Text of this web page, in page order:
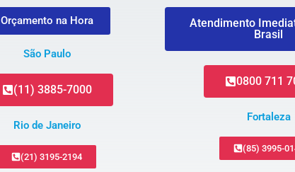
Orçamento na Hora
São Paulo
(11) 3885-7000
Rio de Janeiro
(21) 3195-2194
Atendimento
Brasil
0800 711
Fortaleza
(85) 3995-